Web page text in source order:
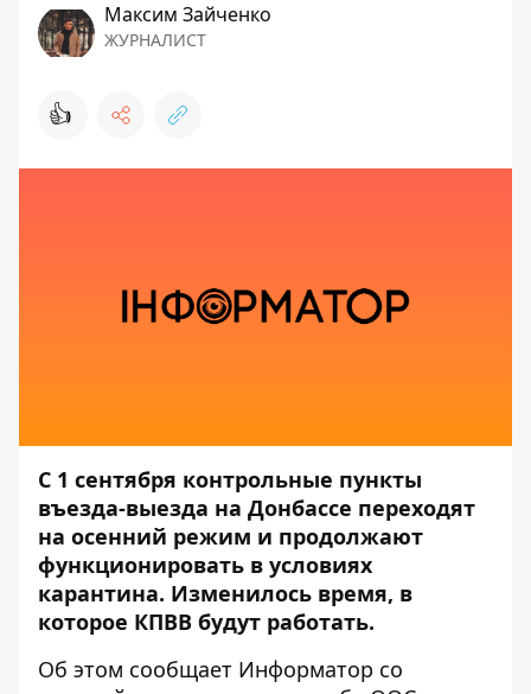
Максим Зайченко
ЖУРНАЛИСТ
👍
С 1 сентября контрольные пункты
въезда-выезда на Донбассе переходят
на осенний режим и продолжают
функционировать в условиях
карантина. Изменилось время, в
которое КПВВ будут работать.
Об этом сообщает Информатор со